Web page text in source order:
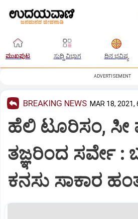
ಮುಖಪುಟ ಸುದ್ದಿ ವಿಭಾಗ ದಿನ ಭವಿಷ್ಯ
ADVERTISEMENT
BREAKING NEWS MAR 18, 2021,
ಹೆಲಿ ಟೂರಿಸಂ, ಸೀ
ತಜ್ಞರಿಂದ ಸರ್ವೇ :
ಕನಸು ಸಾಕಾರ